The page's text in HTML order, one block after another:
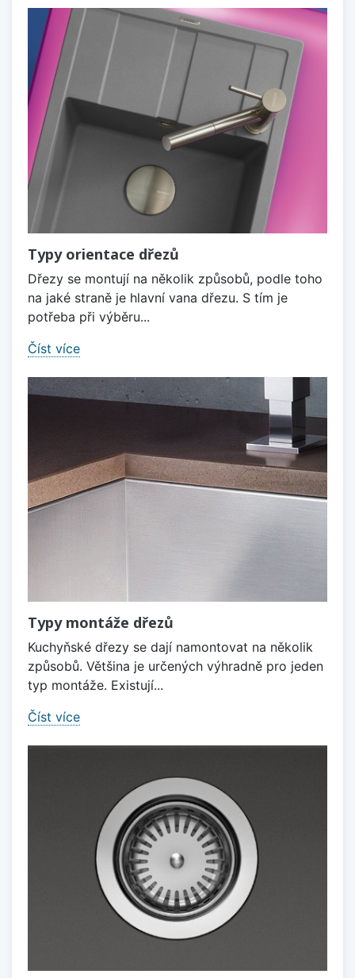
Typy orientace dřezů
Dřezy se montují na několik způsobů, podle toho
na jaké straně je hlavní vana dřezu. S tím je
potřeba při výběru...
Číst více
Typy montáže dřezů
Kuchyňské dřezy se dají namontovat na několik
způsobů. Většina je určených výhradně pro jeden
typ montáže. Existují...
Číst více